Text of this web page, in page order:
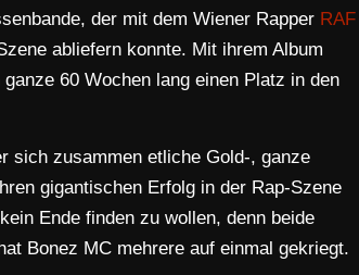
der mit dem Wiener Rapper RAF
abliefern konnte. Mit ihrem Album
60 Wochen lang einen Platz in den
sich zusammen etliche Gold-, ganze
gigantischen Erfolg in der Rap-Szene
Ende finden zu wollen, denn beide
Bonez MC mehrere auf einmal gekriegt.